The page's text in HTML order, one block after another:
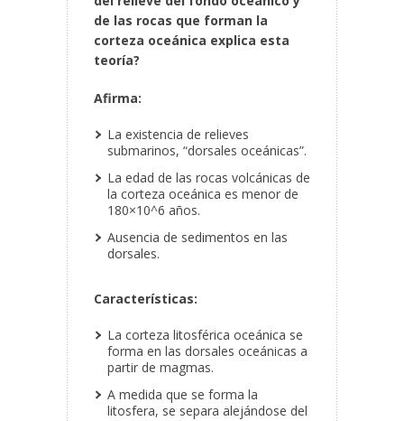
de las rocas que forman la
corteza oceánica explica esta
teoría?
Afirma:
La existencia de relieves
submarinos, “dorsales oceánicas”.
La edad de las rocas volcánicas de
la corteza oceánica es menor de
180×10^6 años.
Ausencia de sedimentos en las
dorsales.
Características:
La corteza litosférica oceánica se
forma en las dorsales oceánicas a
partir de magmas.
A medida que se forma la
litosfera, se separa alejándose del